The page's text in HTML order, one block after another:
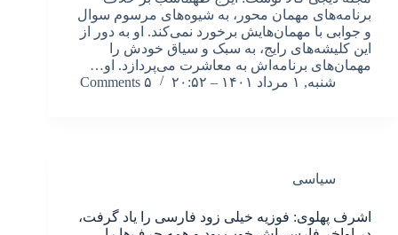
برنامه‌های مهمان‌ محور، به شیوه‌های مرسوم سوال
و جوابی با مهمان‌هایش برخورد نمی‌کند. او به دور از
این کلیشه‌های رایج، به سبک و سیاق خودش را
مهمان‌های برنامه‌‌اش به معاشرت می‌پردازد. او…
شنبه, ۱ مرداد ۱۴۰۱ – ۲۰:۵۲
۵ Comments
سیاسی
اشرف پهلوی: فوزیه خیلی زود فارسی را یاد گرفت،